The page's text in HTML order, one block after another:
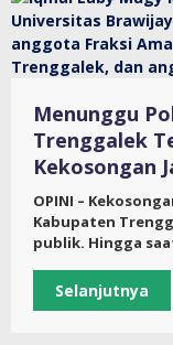
Menunggu
Trenggalek
Kekosongan
OPINI –
Kabupaten
publik. Hingga
Selanjutnya